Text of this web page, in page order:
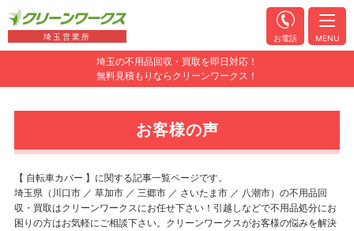
埼玉の不用品回収・買取を即日対応！
無料見積もりならクリーンワークス！
埼玉営業所 お電話 MENU
お客様の声
【 自転車カバー 】に関する記事一覧ページです。
埼玉県（川口市 ／ 草加市 ／ 三郷市 ／ さいたま市 ／ 八潮市）の不用品回
収・買取はクリーンワークスにお任せ下さい！引越しなどで不用品処分にお
困りの方はお気軽にご相談下さい。クリーンワークスがお客様の悩みを解決